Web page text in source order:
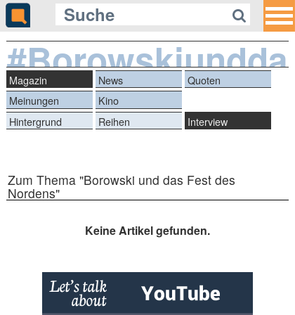
Magazin News
Quoten
Meinungen
Kino
Hintergrund
Reihen Interview
Zum Thema "Borowski und das Fest des
Nordens"
Keine Artikel gefunden.